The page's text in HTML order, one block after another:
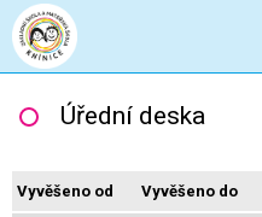
Úřední deska
Vyvěšeno od Vyvěšeno do